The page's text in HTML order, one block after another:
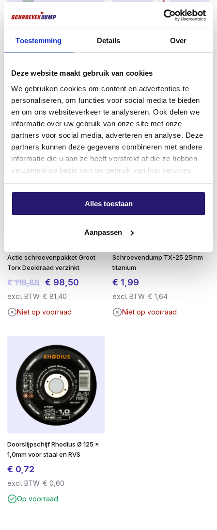
Toestemming Details Over
Deze website maakt gebruik van cookies
We gebruiken cookies om content en advertenties te
personaliseren, om functies voor social media te bieden
en om ons websiteverkeer te analyseren. Ook delen we
informatie over uw gebruik van onze site met onze
partners voor social media, adverteren en analyse. Deze
partners kunnen deze gegevens combineren met andere
informatie die u aan ze heeft verstrekt of die ze hebben
verzameld op basis van uw gebruik van hun services.
Alles toestaan
Aanpassen
spanning op de schroef te voorkomen.
schroevendump vlonderschroeven hebben een Torx
een betere krachtoverbrenging tussen gereedschap
schroef schiet. Hierdoor wordt montage
deeldraad 4,0 x 40 TX-20
6,26
excl. BTW:€ 5,17
Op voorraad
€5,50Oorspronkelijke
prijs
was:
€ 5,50.
€4,80
prijs
is:
€ 4,80.
excl. BTW:€3,97
Op voorraad
Meest verkocht
Actie schroevenpakket Groot
Torx Deeldraad verzinkt
€119,88 Oorspronkelijke
prijs
was:
€ 98,50
excl. BTW: € 81,40
Niet op voorraad
Schroevendump TX-25 25mm
titanium
€ 1,99
excl. BTW:€ 1,64
Niet op voorraad
Doorslijpschijf Rhodius Ø 125 x
1,0mm voor staal en RVS
€ 0,72
excl. BTW: € 0,60
Op voorraad